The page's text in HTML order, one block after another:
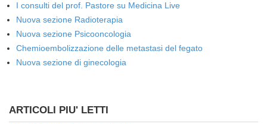
I consulti del prof. Pastore su Medicina Live
Nuova sezione Radioterapia
Nuova sezione Psicooncologia
Chemioembolizzazione delle metastasi del fegato
Nuova sezione di ginecologia
ARTICOLI PIU' LETTI